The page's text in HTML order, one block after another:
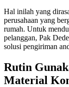
Hal inilah yang
perusahaan yang
rumah. Untuk
pelanggan, Pak
solusi pengiriman
Rutin
Material